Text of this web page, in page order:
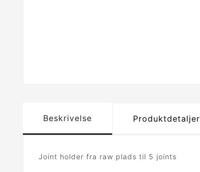
Beskrivelse Produktdetaljer
Joint holder fra raw plads til 5 joints